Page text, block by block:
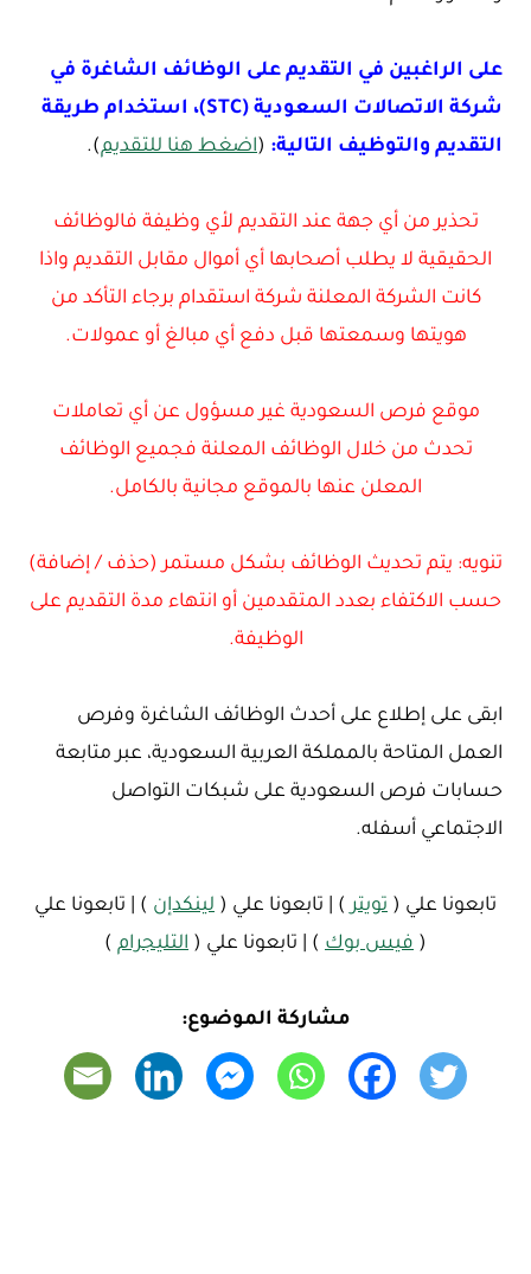
على الراغبين في التقديم على الوظائف الشاغرة في
شركة الاتصالات السعودية (STC)، استخدام طريقة
التقديم والتوظيف التالية: (اضغط هنا للتقديم).
تحذير من أي جهة عند التقديم لأي وظيفة فالوظائف
الحقيقية لا يطلب أصحابها أي أموال مقابل التقديم واذا
كانت الشركة المعلنة شركة استقدام برجاء التأكد من
هويتها وسمعتها قبل دفع أي مبالغ أو عمولات.
موقع فرص السعودية غير مسؤول عن أي تعاملات
تحدث من خلال الوظائف المعلنة فجميع الوظائف
المعلن عنها بالموقع مجانية بالكامل.
تنويه: يتم تحديث الوظائف بشكل مستمر (حذف / إضافة)
حسب الاكتفاء بعدد المتقدمين أو انتهاء مدة التقديم على
الوظيفة.
ابقى على إطلاع على أحدث الوظائف الشاغرة وفرص
العمل المتاحة بالمملكة العربية السعودية، عبر متابعة
حسابات فرص السعودية على شبكات التواصل
الاجتماعي أسفله.
تابعونا علي ( تويتر ) | تابعونا علي ( لينكدإن ) | تابعونا علي
( فيس بوك ) | تابعونا علي ( التليجرام )
مشاركة الموضوع: